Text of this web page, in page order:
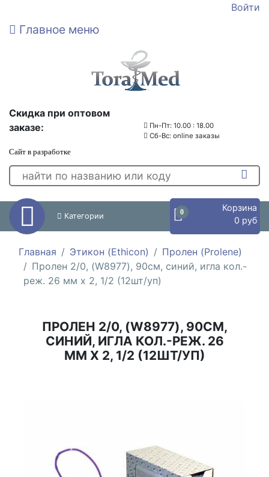
Войти
Главное меню
Скидка при оптовом
заказе:
Сайт в разработке
Пн-Пт: 10.00 : 18.00
Сб-Вс: online заказы
Категории 0
Корзина
0 руб
Главная Этикон (Ethicon)
Пролен (Prolene)
Пролен 2/0, (W8977), 90см, синий, игла кол.-
реж. 26 мм х 2, 1/2 (12шт/уп)
ПРОЛЕН 2/0, (W8977), 90СМ,
СИНИЙ, ИГЛА КОЛ.-РЕЖ. 26
ММ Х 2, 1/2 (12ШТ/УП)